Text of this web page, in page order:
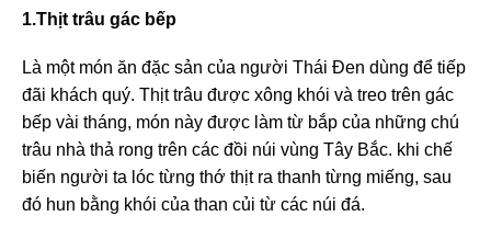
1.Thịt trâu gác bếp
Là một món ăn đặc sản của người Thái Đen dùng để tiếp
đãi khách quý. Thịt trâu được xông khói và treo trên gác
bếp vài tháng, món này được làm từ bắp của những chú
trâu nhà thả rong trên các đồi núi vùng Tây Bắc. khi chế
biến người ta lóc từng thớ thịt ra thanh từng miếng, sau
đó hun bằng khói của than củi từ các núi đá.